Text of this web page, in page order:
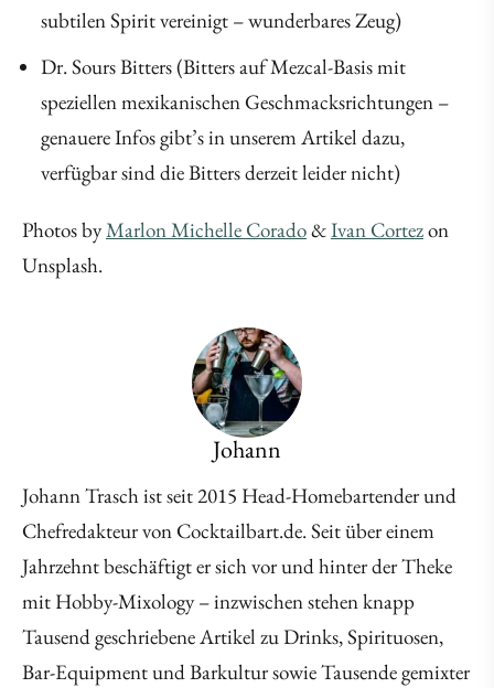
subtilen Spirit vereinigt – wunderbares Zeug)
Dr. Sours Bitters (Bitters auf Mezcal-Basis mit
speziellen mexikanischen Geschmacksrichtungen –
genauere Infos gibt’s in unserem Artikel dazu,
verfügbar sind die Bitters derzeit leider nicht)
Photos byMarlon Michelle Corado&Ivan Cortezon
Unsplash.
Johann
Johann Trasch ist seit 2015 Head-Homebartender und
Chefredakteur von Cocktailbart.de. Seit über einem
Jahrzehnt beschäftigt er sich vor und hinter der Theke
mit Hobby-Mixology – inzwischen stehen knapp
Tausend geschriebene Artikel zu Drinks, Spirituosen,
Bar-Equipment und Barkultur sowie Tausende gemixter